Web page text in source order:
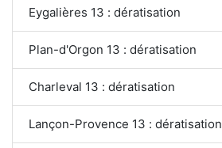
Eygalières 13 : dératisation
Plan-d'Orgon 13 : dératisation
Charleval 13 : dératisation
Lançon-Provence 13 : dératisation